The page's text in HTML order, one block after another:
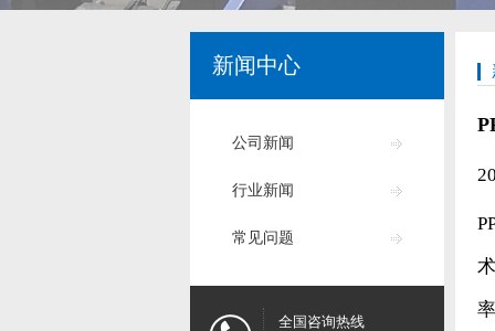
新闻中心
公司新闻
行业新闻
常见问题
全国咨询热线